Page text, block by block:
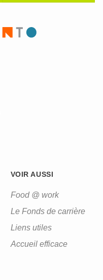
VOIR AUSSI
Food @ work
Le Fonds de carrière
Liens utiles
Accueil efficace